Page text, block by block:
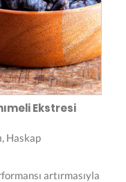
Ekstresi
Haskap
artırmasıyla